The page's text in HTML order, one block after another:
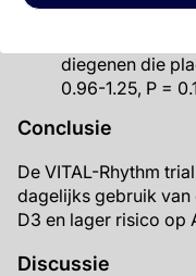
diegenen die
0.96-1.25, P =
Conclusie
De VITAL-Rhythm
dagelijks gebruik
D3 en lager risico op
Discussie